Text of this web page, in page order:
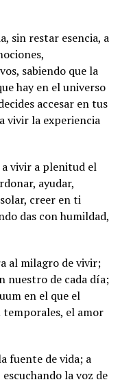
sin restar esencia, a
sabiendo que la
hay en el universo
accesar en tus
vivir la experiencia
vivir a plenitud el
ayudar,
creer en ti
das con humildad,
al milagro de vivir;
nuestro de cada día;
en el que el
el amor
fuente de vida; a
la voz de